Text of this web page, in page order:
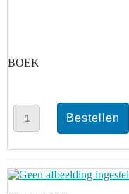
BOEK